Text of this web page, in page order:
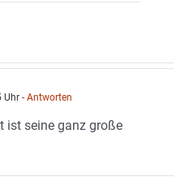
Uhr - Antworten
ist seine ganz große